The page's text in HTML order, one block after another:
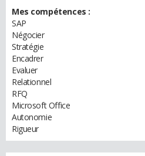
Mes compétences :
SAP
Négocier
Stratégie
Encadrer
Evaluer
Relationnel
RFQ
Microsoft Office
Autonomie
Rigueur